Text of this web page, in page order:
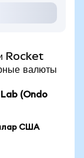
Rocket
валюты
(Ondo
США